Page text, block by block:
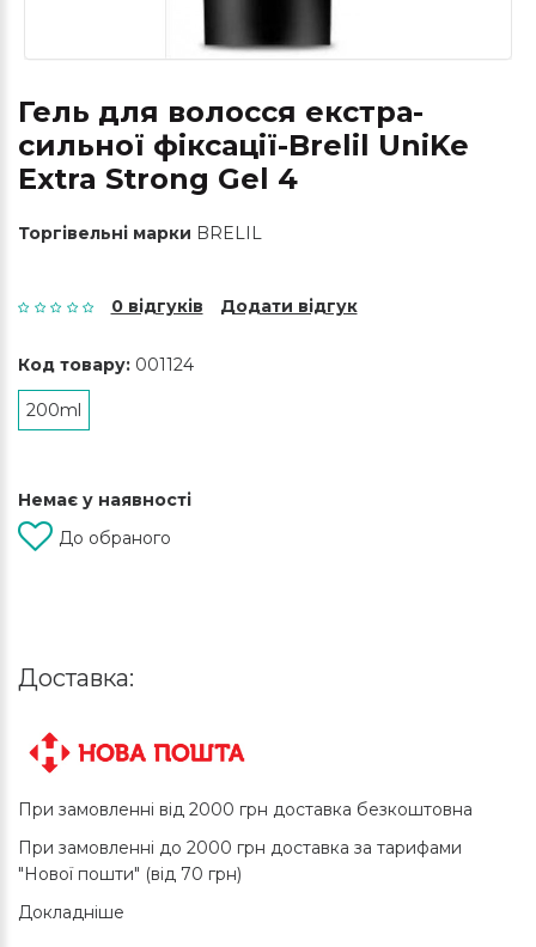
Гель для волосся екстра-
сильної фіксації-Brelil UniKe
Extra Strong Gel 4
Торгівельні марки BRELIL
0 відгуків Додати відгук
Код товару: 001124
200ml
Немає у наявності
До обраного
Доставка:
При замовленні від 2000 грн доставка безкоштовна
При замовленні до 2000 грн доставка за тарифами
"Нової пошти" (від 70 грн)
Докладніше